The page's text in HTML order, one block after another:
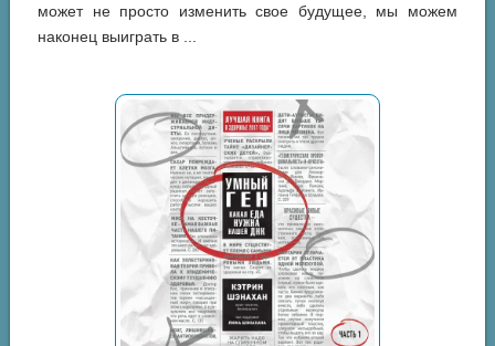
может не просто изменить свое будущее, мы можем
наконец выиграть в ...